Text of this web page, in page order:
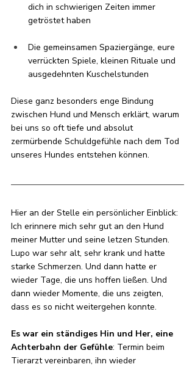
dich in schwierigen Zeiten immer
getröstet haben
Die gemeinsamen Spaziergänge, eure
verrückten Spiele, kleinen Rituale und
ausgedehnten Kuschelstunden
Diese ganz besonders enge Bindung
zwischen Hund und Mensch erklärt, warum
bei uns so oft tiefe und absolut
zermürbende Schuldgefühle nach dem Tod
unseres Hundes entstehen können.
Hier an der Stelle ein persönlicher Einblick:
Ich erinnere mich sehr gut an den Hund
meiner Mutter und seine letzen Stunden.
Lupo war sehr alt, sehr krank und hatte
starke Schmerzen. Und dann hatte er
wieder Tage, die uns hoffen ließen. Und
dann wieder Momente, die uns zeigten,
dass es so nicht weitergehen konnte.
Es war ein ständiges Hin und Her, eine
Achterbahn der Gefühle: Termin beim
Tierarzt vereinbaren, ihn wieder